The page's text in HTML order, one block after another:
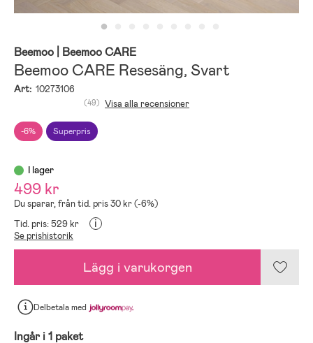
Beemoo | Beemoo CARE
Beemoo CARE Resesäng, Svart
Art: 10273106
-6% Superpris
(49) Visa alla recensioner
I lager
499 kr
Du sparar, från tid. pris 30 kr (-6%)
Tid. pris: 529 kr
i
Se prishistorik
Lägg i varukorgen
Delbetalamed
Ingår i 1 paket